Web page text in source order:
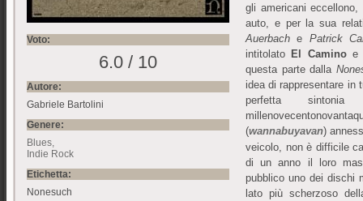
Voto:
6.0 / 10
Autore:
Gabriele Bartolini
Genere:
Blues
Indie Rock
Etichetta:
Nonesuch
gli americani
auto, e per la sua
Auerbach e Patrick
intitolato El Caminoe
questa parte dalla
idea di rappresentare in
perfetta
(wannabuyavan)
veicolo, non è difficile
di un anno il loro
pubblico uno dei dischi
lato più scherzoso